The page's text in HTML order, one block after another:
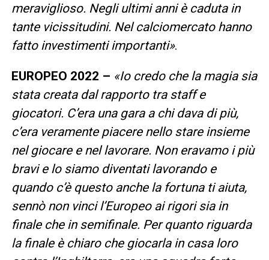
meraviglioso. Negli ultimi anni è caduta in
tante vicissitudini. Nel calciomercato hanno
fatto investimenti importanti».
EUROPEO 2022 – «Io credo che la magia sia
stata creata dal rapporto tra staff e
giocatori. C’era una gara a chi dava di più,
c’era veramente piacere nello stare insieme
nel giocare e nel lavorare. Non eravamo i più
bravi e lo siamo diventati lavorando e
quando c’è questo anche la fortuna ti aiuta,
sennò non vinci l’Europeo ai rigori sia in
finale che in semifinale. Per quanto riguarda
la finale è chiaro che giocarla in casa loro